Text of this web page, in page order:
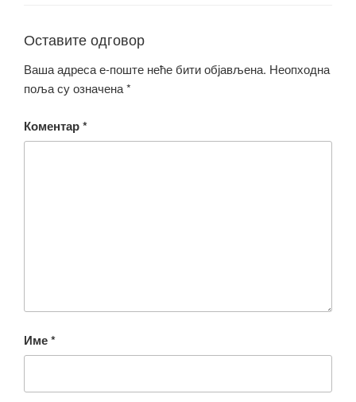
k
Оставите одговор
Ваша адреса е-поште неће бити објављена. Неопходна
поља су означена*
Коментар*
Име*